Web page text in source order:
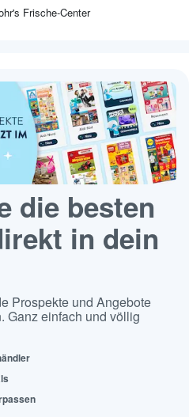
Frische-Center
die besten
in dein
Prospekte und Angebote
Ganz einfach und völlig